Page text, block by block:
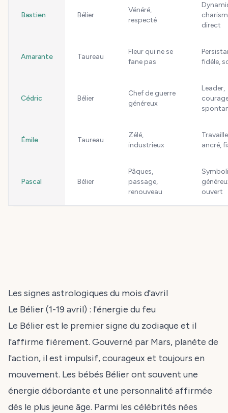
Bastien Bélier
Vénéré,
respecté
direct
Amarante Taureau
Fleur qui ne se
fane pas
fidèle,
Cédric Bélier
Chef de guerre
généreux
Leader,
Émile Taureau
Zélé,
industrieux
ancré,
Pascal Bélier
Pâques,
passage,
renouveau
ouvert
Les signes astrologiques du mois d'avril
Le Bélier (1-19 avril) : l'énergie du feu
Le Bélier est le premier signe du zodiaque et il
l'affirme fièrement. Gouverné par Mars, planète de
l'action, il est impulsif, courageux et toujours en
mouvement. Les bébés Bélier ont souvent une
énergie débordante et une personnalité affirmée
dès le plus jeune âge. Parmi les célébrités nées